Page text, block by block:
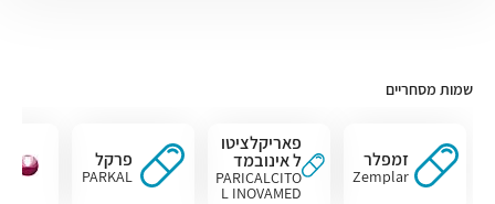
שמות מסחריים
זמפלר
Zemplar
פאריקלציטו
ל אינובמד
PARICALCITO
L INOVAMED
פרקל
PARKAL